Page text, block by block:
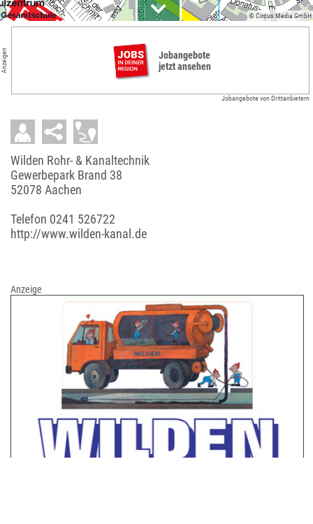
© Circus Media GmbH
Anzeigen
Jobangebote
jetzt ansehen
Jobangebote von Drittanbietern
Wilden Rohr- & Kanaltechnik
Gewerbepark Brand 38
52078 Aachen
Telefon 0241 526722
http://www.wilden-kanal.de
Anzeige